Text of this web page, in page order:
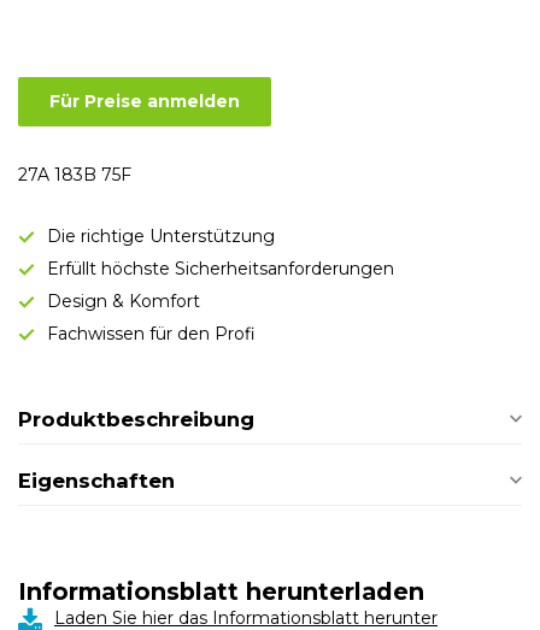
Für Preise anmelden
27A 183B 75F
Die richtige Unterstützung
Erfüllt höchste Sicherheitsanforderungen
Design & Komfort
Fachwissen für den Profi
Produktbeschreibung
Eigenschaften
Informationsblatt herunterladen
Laden Sie hier das Informationsblatt herunter